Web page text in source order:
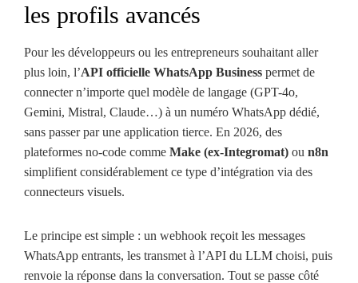
les profils avancés
Pour les développeurs ou les entrepreneurs souhaitant aller
plus loin, l’API officielle WhatsApp Business permet de
connecter n’importe quel modèle de langage (GPT-4o,
Gemini, Mistral, Claude…) à un numéro WhatsApp dédié,
sans passer par une application tierce. En 2026, des
plateformes no-code comme Make (ex-Integromat) ou n8n
simplifient considérablement ce type d’intégration via des
connecteurs visuels.
Le principe est simple : un webhook reçoit les messages
WhatsApp entrants, les transmet à l’API du LLM choisi, puis
renvoie la réponse dans la conversation. Tout se passe côté